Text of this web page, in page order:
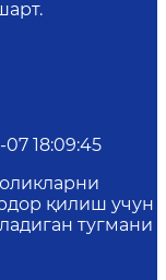
18:09:45
қилиш учун
тугмани